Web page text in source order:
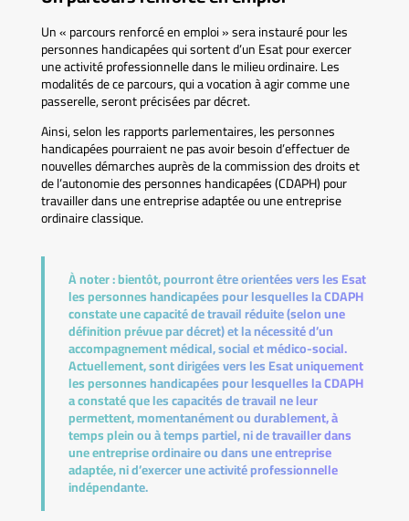
Un « parcours renforcé en emploi » sera instauré pour les
personnes handicapées qui sortent d’un Esat pour exercer
une activité professionnelle dans le milieu ordinaire. Les
modalités de ce parcours, qui a vocation à agir comme une
passerelle, seront précisées par décret.
Ainsi, selon les rapports parlementaires, les personnes
handicapées pourraient ne pas avoir besoin d’effectuer de
nouvelles démarches auprès de la commission des droits et
de l’autonomie des personnes handicapées (CDAPH) pour
travailler dans une entreprise adaptée ou une entreprise
ordinaire classique.
À noter :bientôt, pourront être orientées vers les Esat
les personnes handicapées pour lesquelles la CDAPH
constate une capacité de travail réduite (selon une
définition prévue par décret) et la nécessité d’un
accompagnement médical, social et médico-social.
Actuellement, sont dirigées vers les Esat uniquement
les personnes handicapées pour lesquelles la CDAPH
a constaté que les capacités de travail ne leur
permettent, momentanément ou durablement, à
temps plein ou à temps partiel, ni de travailler dans
une entreprise ordinaire ou dans une entreprise
adaptée, ni d’exercer une activité professionnelle
indépendante.